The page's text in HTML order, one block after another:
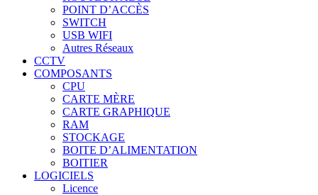
POINT D’ACCÈS
SWITCH
USB WIFI
Autres Réseaux
CCTV
COMPOSANTS
CPU
CARTE MÈRE
CARTE GRAPHIQUE
RAM
STOCKAGE
BOITE D’ALIMENTATION
BOITIER
LOGICIELS
Licence